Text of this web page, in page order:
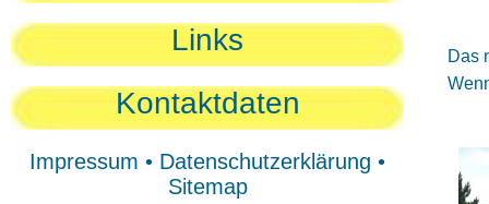
Links
Kontaktdaten
Impressum • Datenschutzerklärung •
Sitemap
Das